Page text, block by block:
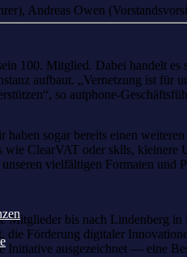
Andreas Owen
100. Mitglied. Dabei handelt
aufbaut. „Vernetzung ist für
so autphone-
sogar bereits einen
ClearVAT oder sklls, kleinere
vielfältigen Formaten und
Mitglieder bis nach Lindenberg
Förderung digitaler
ausgezeichnet — eine